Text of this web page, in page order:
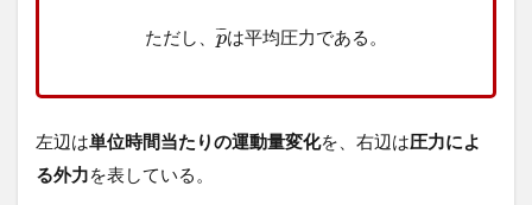
ただし p
¯¯
¯は平均圧力である 。
左辺は単位時間当たりの運動量変化を、右辺は圧力によ
る外力を表している。